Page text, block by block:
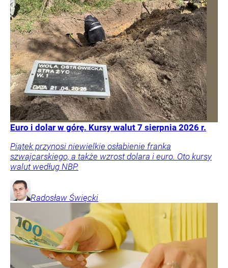
Euro i dolar w górę. Kursy walut 7 sierpnia 2026 r.
Piątek przynosi niewielkie osłabienie franka
szwajcarskiego, a także wzrost dolara i euro. Oto kursy
walut według NBP.
Radosław Święcki